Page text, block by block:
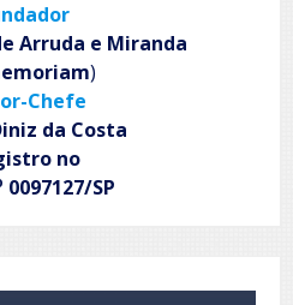
Arruda e Miranda
)
Chefe
da Costa
no
0097127/SP